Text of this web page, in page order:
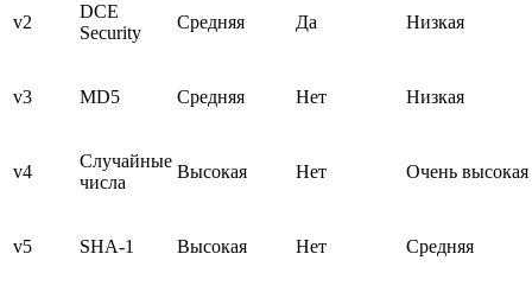
v2
DCE
Security
Средняя Да Низкая
v3 MD5 Средняя Нет Низкая
v4
Случайные
числа
Высокая Нет Очень высокая
v5 SHA-1 Высокая Нет Средняя